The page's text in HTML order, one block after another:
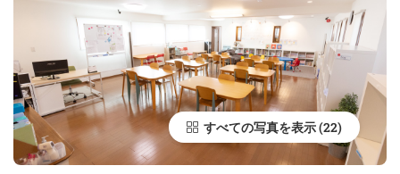
すべての写真を表示